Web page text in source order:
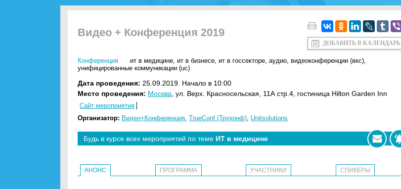
Видео + Конференция 2019
ДОБАВИТЬ В КАЛЕНДАРЬ
Конференция ит в медицине, ит в бизнесе, ит в госсекторе, аудио, видеоконференции (вкс),
унифицированные коммуникации (uc)
Дата проведения: 25.09.2019. Начало в 10:00
Место проведения: Москва , ул. Верх. Красносельская, 11А стр.4, гостиница Hilton Garden Inn
Сайт мероприятия
Организатор: Видео+Конференция, TrueConf (Труконф), Unitsolutions
Будь в курсе всех мероприятий по теме ИТ в медицине
АНОНС ПРОГРАММА УЧАСТНИКИ СПИКЕРЫ